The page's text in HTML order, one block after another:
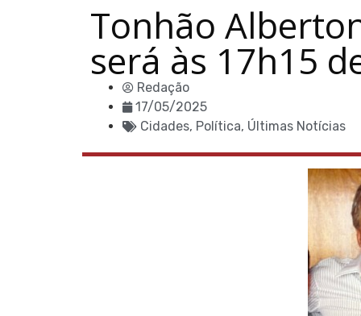
Tonhão
será às 17h15
Redação
17/05/2025
Cidades, Política, Últimas Notícias